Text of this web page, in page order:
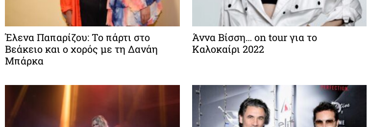
Έλενα Παπαρίζου: To πάρτι στο
Βεάκειο και ο χορός με τη Δανάη
Μπάρκα
Άννα Βίσση… on tour για το
Καλοκαίρι 2022